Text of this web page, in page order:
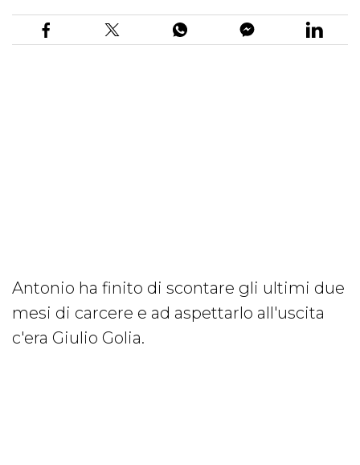
Antonio ha finito di scontare gli ultimi due
mesi di carcere e ad aspettarlo all'uscita
c'era Giulio Golia.